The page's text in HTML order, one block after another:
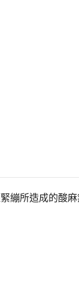
繃所造成的酸